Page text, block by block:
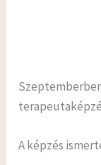
A képzés